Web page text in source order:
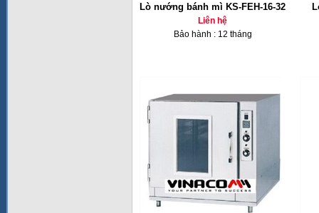
Lò nướng bánh mì KS-FEH-16-32
Liên hệ
Bảo hành : 12 tháng